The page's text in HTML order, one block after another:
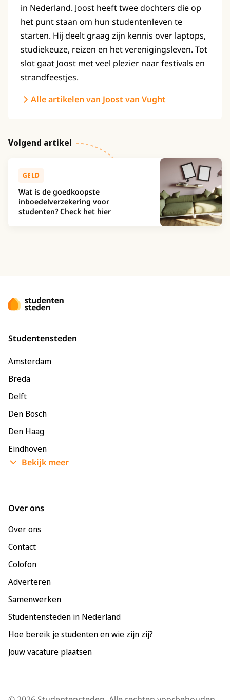
in Nederland. Joost heeft twee dochters die op
het punt staan om hun studentenleven te
starten. Hij deelt graag zijn kennis over laptops,
studiekeuze, reizen en het verenigingsleven. Tot
slot gaat Joost met veel plezier naar festivals en
strandfeestjes.
Alle artikelen van Joost van Vught
Volgend artikel
GELD
Wat is de goedkoopste
inboedelverzekering voor
studenten? Check het hier
Studentensteden
Amsterdam
Breda
Delft
Den Bosch
Den Haag
Eindhoven
Enschede
Bekijk meer
Over ons
Over ons
Contact
Colofon
Adverteren
Samenwerken
Studentensteden in Nederland
Hoe bereik je studenten en wie zijn zij?
Jouw vacature plaatsen